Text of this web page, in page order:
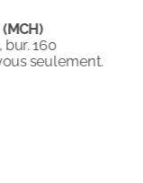
bur. 160
seulement.